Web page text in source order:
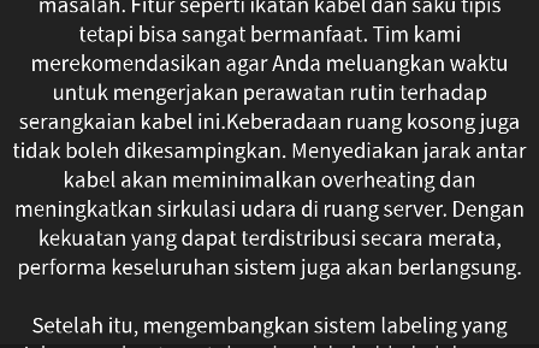
tetapi bisa sangat bermanfaat. Tim kami
merekomendasikan agar Anda meluangkan waktu
untuk mengerjakan perawatan rutin terhadap
serangkaian kabel ini.Keberadaan ruang kosong juga
tidak boleh dikesampingkan. Menyediakan jarak antar
kabel akan meminimalkan overheating dan
meningkatkan sirkulasi udara di ruang server. Dengan
kekuatan yang dapat terdistribusi secara merata,
performa keseluruhan sistem juga akan berlangsung.
Setelah itu, mengembangkan sistem labeling yang
juga
berguna
dalam
jangka
panjang.
Merapikan